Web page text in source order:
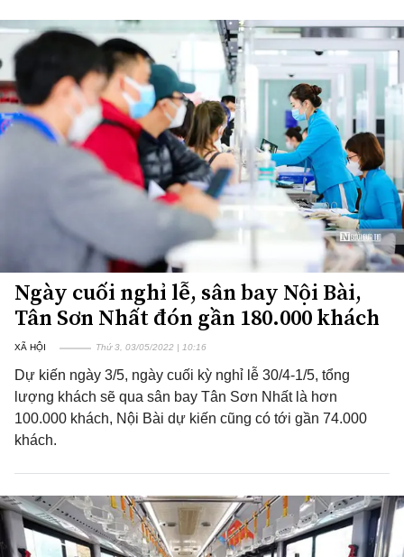
Ngày cuối nghỉ lễ, sân bay Nội Bài,
Tân Sơn Nhất đón gần 180.000 khách
XÃ HỘI Thứ 3, 03/05/2022 | 10:16
Dự kiến ngày 3/5, ngày cuối kỳ nghỉ lễ 30/4-1/5, tổng
lượng khách sẽ qua sân bay Tân Sơn Nhất là hơn
100.000 khách, Nội Bài dự kiến cũng có tới gần 74.000
khách.